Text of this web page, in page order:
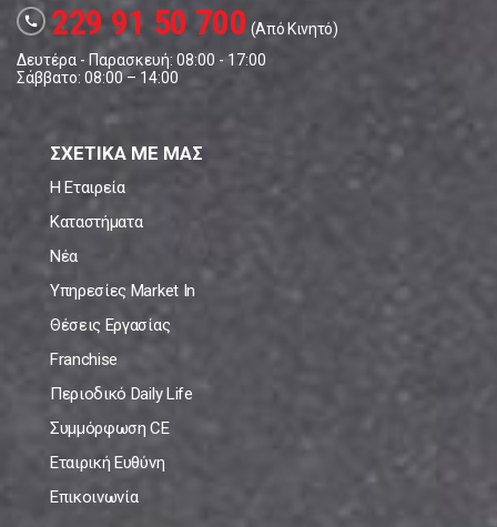
call 229 91 50 700 (Από Κινητό)
Δευτέρα - Παρασκευή: 08:00 - 17:00
Σάββατο: 08:00 – 14:00
ΣΧΕΤΙΚΑ ΜΕ ΜΑΣ
Η Εταιρεία
Καταστήματα
Νέα
Υπηρεσίες Market In
Θέσεις Εργασίας
Franchise
Περιοδικό Daily Life
Συμμόρφωση CE
Εταιρική Ευθύνη
Επικοινωνία